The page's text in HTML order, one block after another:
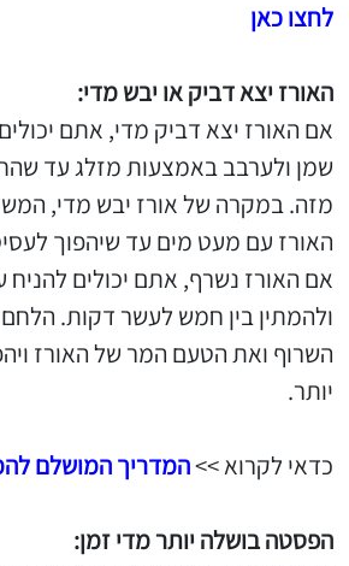
לחצו כאן
האורז יצא דביק או יבש מדי:
אם האורז יצא דביק מדי, אתם
שמן ולערבב באמצעות מזלג עד
מזה. במקרה של אורז יבש מדי,
האורז עם מעט מים עד שיהפוך
אם האורז נשרף, אתם יכולים להניח
ולהמתין בין חמש לעשר דקות.
השרוף ואת הטעם המר של האורז
יותר.
כדאי לקרוא >>המדריך המושלם
הפסטה בושלה יותר מדי זמן: